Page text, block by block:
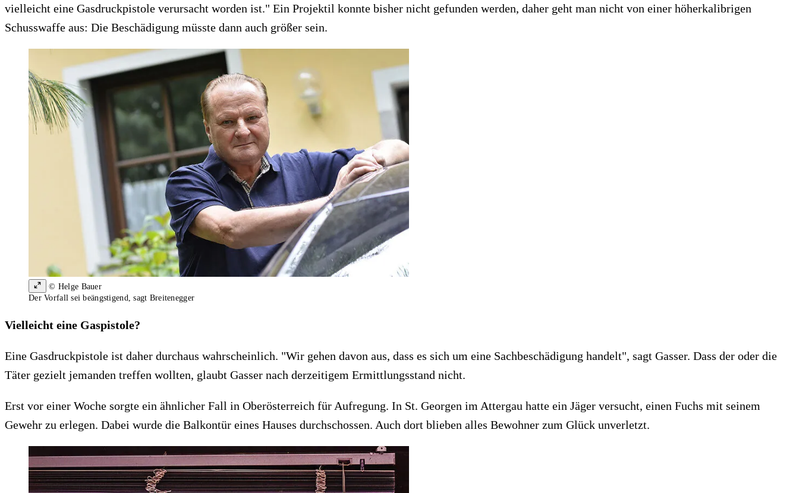
vielleicht eine Gasdruckpistole verursacht worden ist." Ein Projektil konnte bisher nicht gefunden werden, daher geht man nicht von einer höherkalibrigen
Schusswaffe aus: Die Beschädigung müsste dann auch größer sein.
© Helge Bauer
Der Vorfall sei beängstigend, sagt Breitenegger
Vielleicht eine Gaspistole?
Eine Gasdruckpistole ist daher durchaus wahrscheinlich. "Wir gehen davon aus, dass es sich um eine Sachbeschädigung handelt", sagt Gasser. Dass der oder die
Täter gezielt jemanden treffen wollten, glaubt Gasser nach derzeitigem Ermittlungsstand nicht.
Erst vor einer Woche sorgte ein ähnlicher Fall in Oberösterreich für Aufregung. In St. Georgen im Attergau hatte ein Jäger versucht, einen Fuchs mit seinem
Gewehr zu erlegen. Dabei wurde die Balkontür eines Hauses durchschossen. Auch dort blieben alles Bewohner zum Glück unverletzt.